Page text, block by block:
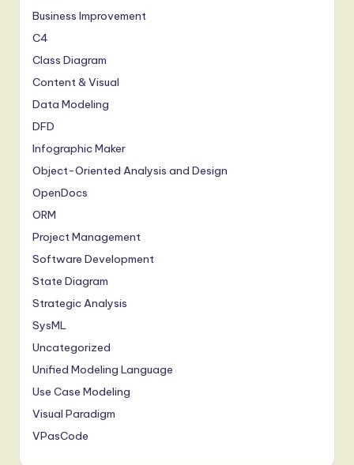
Business Improvement
C4
Class Diagram
Content & Visual
Data Modeling
DFD
Infographic Maker
Object-Oriented Analysis and Design
OpenDocs
ORM
Project Management
Software Development
State Diagram
Strategic Analysis
SysML
Uncategorized
Unified Modeling Language
Use Case Modeling
Visual Paradigm
VPasCode